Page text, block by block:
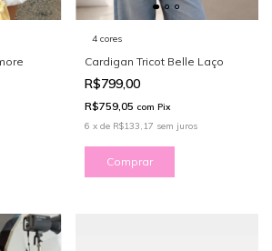
4 cores
Cardigan Tricot Belle Laço
R$799,00
R$759,05 com Pix
6 x de R$133,17 sem juros
Comprar